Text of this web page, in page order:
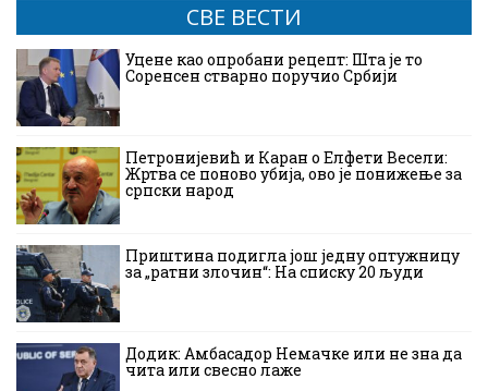
СВЕ ВЕСТИ
Уцене као опробани рецепт: Шта је то
Соренсен стварно поручио Србији
Петронијевић и Каран о Елфети Весели:
Жртва се поново убија, ово је понижење за
српски народ
Приштина подигла још једну оптужницу
за „ратни злочин“: На списку 20 људи
Додик: Амбасадор Немачке или не зна да
чита или свесно лаже